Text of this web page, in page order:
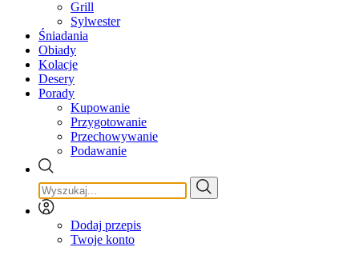
Grill
Sylwester
Śniadania
Obiady
Kolacje
Desery
Porady
Kupowanie
Przygotowanie
Przechowywanie
Podawanie
Dodaj przepis
Twoje konto